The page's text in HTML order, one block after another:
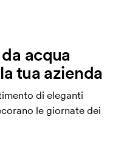
acqua
tua azienda
di eleganti
le giornate dei